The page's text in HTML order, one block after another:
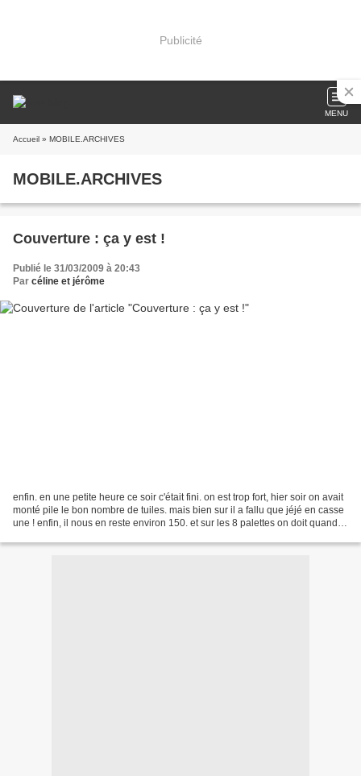
Publicité
MENU
Accueil » MOBILE.ARCHIVES
MOBILE.ARCHIVES
Couverture : ça y est !
Publié le 31/03/2009 à 20:43
Par céline et jérôme
enfin. en une petite heure ce soir c'était fini. on est trop fort, hier soir on avait
monté pile le bon nombre de tuiles. mais bien sur il a fallu que jéjé en casse
une ! enfin, il nous en reste environ 150. et sur les 8 palettes on doit quand